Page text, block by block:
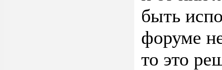
быть
форуме
то это